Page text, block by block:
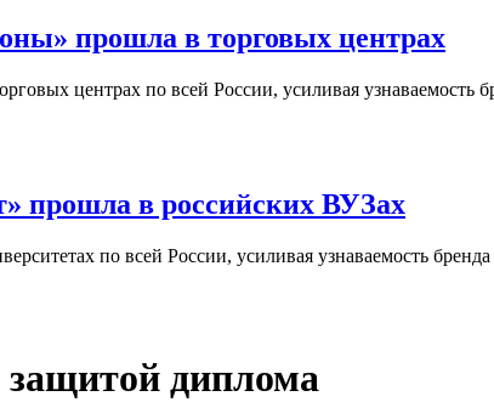
прошла в торговых центрах
центрах по всей России, усиливая узнаваемость
прошла в российских ВУЗах
по всей России, усиливая узнаваемость
защитой диплома